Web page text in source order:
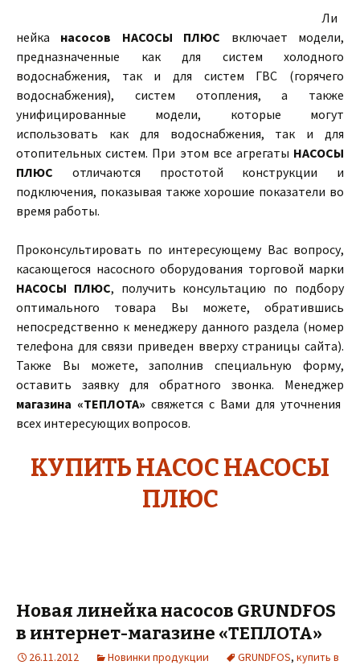
Ли
нейка насосов НАСОСЫ ПЛЮС включает модели,
предназначенные как для систем холодного
водоснабжения, так и для систем ГВС (горячего
водоснабжения), систем отопления, а также
унифицированные модели, которые могут
использовать как для водоснабжения, так и для
отопительных систем. При этом все агрегаты НАСОСЫ
ПЛЮС отличаются простотой конструкции и
подключения, показывая также хорошие показатели во
время работы.
Проконсультировать по интересующему Вас вопросу,
касающегося насосного оборудования торговой марки
НАСОСЫ ПЛЮС, получить консультацию по подбору
оптимального товара Вы можете, обратившись
непосредственно к менеджеру данного раздела (номер
телефона для связи приведен вверху страницы сайта).
Также Вы можете, заполнив специальную форму,
оставить заявку для обратного звонка. Менеджер
магазина «ТЕПЛОТА» свяжется с Вами для уточнения
всех интересующих вопросов.
КУПИТЬ НАСОС НАСОСЫ
ПЛЮС
Новая линейка насосов GRUNDFOS
в интернет-магазине «ТЕПЛОТА»
26.11.2012 Новинки продукции GRUNDFOS, купить в